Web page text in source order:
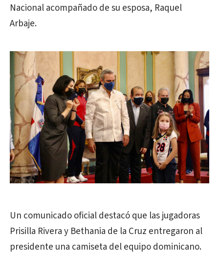
Nacional acompañado de su esposa, Raquel
Arbaje.
Un comunicado oficial destacó que las jugadoras
Prisilla Rivera y Bethania de la Cruz entregaron al
presidente una camiseta del equipo dominicano.